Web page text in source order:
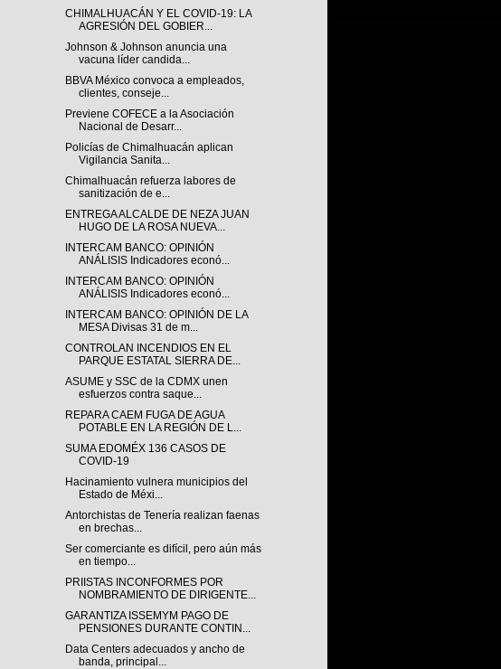
CHIMALHUACÁN Y EL COVID-19: LA
AGRESIÓN DEL GOBIER...
Johnson & Johnson anuncia una
vacuna líder candida...
BBVA México convoca a empleados,
clientes, conseje...
Previene COFECE a la Asociación
Nacional de Desarr...
Policías de Chimalhuacán aplican
Vigilancia Sanita...
Chimalhuacán refuerza labores de
sanitización de e...
ENTREGA ALCALDE DE NEZA JUAN
HUGO DE LA ROSA NUEVA...
INTERCAM BANCO: OPINIÓN
ANÁLISIS Indicadores econó...
INTERCAM BANCO: OPINIÓN
ANÁLISIS Indicadores econó...
INTERCAM BANCO: OPINIÓN DE LA
MESA Divisas 31 de m...
CONTROLAN INCENDIOS EN EL
PARQUE ESTATAL SIERRA DE...
ASUME y SSC de la CDMX unen
esfuerzos contra saque...
REPARA CAEM FUGA DE AGUA
POTABLE EN LA REGIÓN DE L...
SUMA EDOMÉX 136 CASOS DE
COVID-19
Hacinamiento vulnera municipios del
Estado de Méxi...
Antorchistas de Tenería realizan faenas
en brechas...
Ser comerciante es difícil, pero aún más
en tiempo...
PRIISTAS INCONFORMES POR
NOMBRAMIENTO DE DIRIGENTE...
GARANTIZA ISSEMYM PAGO DE
PENSIONES DURANTE CONTIN...
Data Centers adecuados y ancho de
banda, principal...